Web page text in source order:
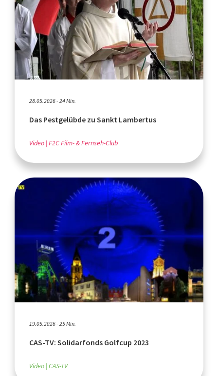
28.05.2026 - 24 Min.
Das Pestgelübde zu Sankt Lambertus
Video F2C Film- & Fernseh-Club
19.05.2026 - 25 Min.
CAS-TV: Solidarfonds Golfcup 2023
Video CAS-TV